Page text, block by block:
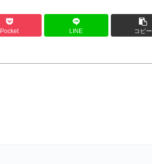
Pocket LINE コピー